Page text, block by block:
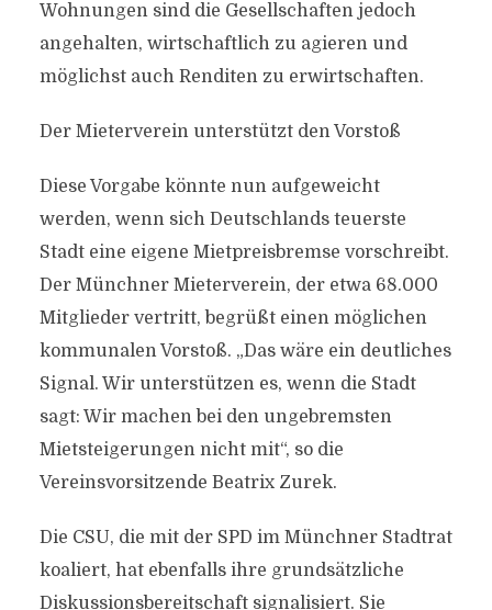
Wohnungen sind die Gesellschaften jedoch
angehalten, wirtschaftlich zu agieren und
möglichst auch Renditen zu erwirtschaften.
Der Mieterverein unterstützt den Vorstoß
Diese Vorgabe könnte nun aufgeweicht
werden, wenn sich Deutschlands teuerste
Stadt eine eigene Mietpreisbremse vorschreibt.
Der Münchner Mieterverein, der etwa 68.000
Mitglieder vertritt, begrüßt einen möglichen
kommunalen Vorstoß. „Das wäre ein deutliches
Signal. Wir unterstützen es, wenn die Stadt
sagt: Wir machen bei den ungebremsten
Mietsteigerungen nicht mit“, so die
Vereinsvorsitzende Beatrix Zurek.
Die CSU, die mit der SPD im Münchner Stadtrat
koaliert, hat ebenfalls ihre grundsätzliche
Diskussionsbereitschaft signalisiert. Sie